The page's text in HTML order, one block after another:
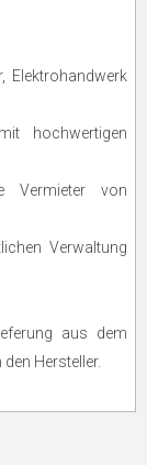
Elektrohandwerk
hochwertigen
Vermieter von
Verwaltung
aus dem
Hersteller.